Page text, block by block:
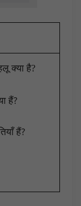
क्या है?
हैं?
हैं?